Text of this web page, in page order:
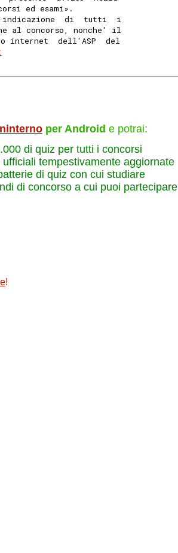
ed esami».
di  tutti  i
al concorso, nonche' il
internet  dell'ASP  del
per Android e potrai:
di quiz per tutti i concorsi
tempestivamente aggiornate
di quiz con cui studiare
di concorso a cui puoi partecipare
!